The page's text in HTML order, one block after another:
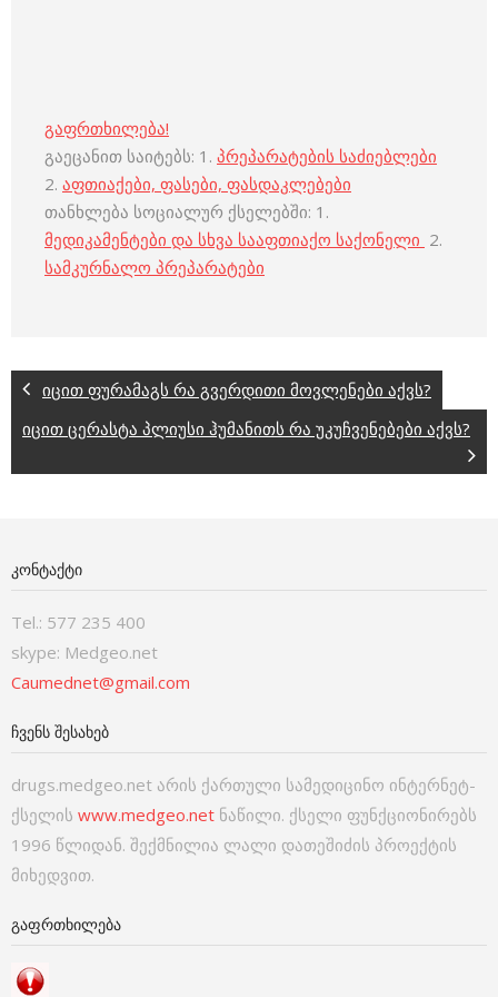
გაფრთხილება!
გაეცანით საიტებს: 1. პრეპარატების საძიებლები
2. აფთიაქები, ფასები, ფასდაკლებები
თანხლება სოციალურ ქსელებში: 1.
მედიკამენტები და სხვა სააფთიაქო საქონელი 2.
სამკურნალო პრეპარატები
იცით ფურამაგს რა გვერდითი მოვლენები აქვს?
იცით ცერასტა პლიუსი ჰუმანითს რა უკუჩვენებები აქვს?
ᲙᲝᲜᲢᲐᲥᲢᲘ
Tel.: 577 235 400
skype: Medgeo.net
Caumednet@gmail.com
ᲩᲕᲔᲜᲡ ᲨᲔᲡᲐᲮᲔᲑ
drugs.medgeo.net არის ქართული სამედიცინო ინტერნეტ-
ქსელის www.medgeo.net ნაწილი. ქსელი ფუნქციონირებს
1996 წლიდან. შექმნილია ლალი დათეშიძის პროექტის
მიხედვით.
ᲒᲐᲤᲠᲗᲮᲘᲚᲔᲑᲐ